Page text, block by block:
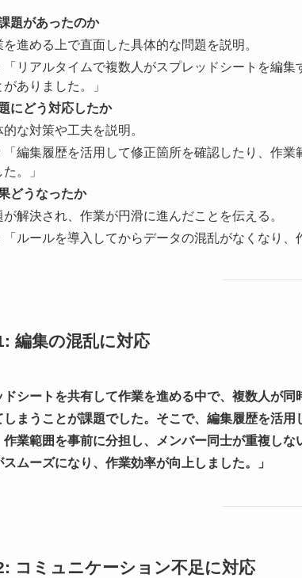
題があったのか
を進める上で直面した具体的な問題を説明。
「リアルタイムで複数人がスプレッドシートを編
がありました。」
にどう対応したか
的な対策や工夫を説明。
「編集履歴を活用して修正箇所を確認したり、作
た。」
どうなったか
が解決され、作業が円滑に進んだことを伝える。
「ルールを導入してからデータの混乱がなくなり、
編集の混乱に対応
ドシートを共有して作業を進める中で、複数人が
しまうことが課題でした。そこで、編集履歴を活
作業範囲を事前に分担し、メンバー同士が重複し
ムーズになり、作業効率が向上しました。」
コミュニケーション不足に対応